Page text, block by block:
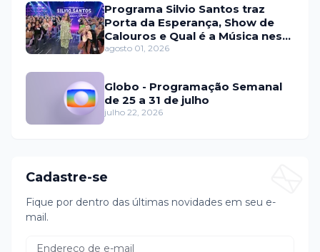
Programa Silvio Santos traz
Porta da Esperança, Show de
Calouros e Qual é a Música neste
domingo (2)
agosto 01, 2026
Globo - Programação Semanal
de 25 a 31 de julho
julho 22, 2026
Cadastre-se
Fique por dentro das últimas novidades em seu e-
mail.